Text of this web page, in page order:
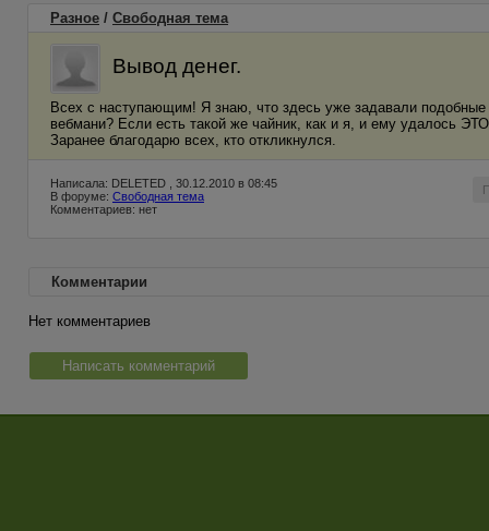
Разное / Свободная тема
Вывод денег.
Всех с наступающим! Я знаю, что здесь уже задавали подобные
вебмани? Если есть такой же чайник, как и я, и ему удалось
Заранее благодарю всех, кто откликнулся.
Написала: DELETED , 30.12.2010 в 08:45
В форуме: Свободная тема
Комментариев: нет
Комментарии
Нет комментариев
Написать комментарий